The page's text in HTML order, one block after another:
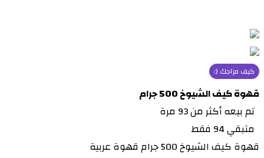
كيف مزاجك (:
قهوة كيف الشيوخ 500 جرام
تم بيعه أكثر من 93 مرة
متبقي 94 فقط
قهوة كيف الشيوخ 500 جرام قهوة عربية